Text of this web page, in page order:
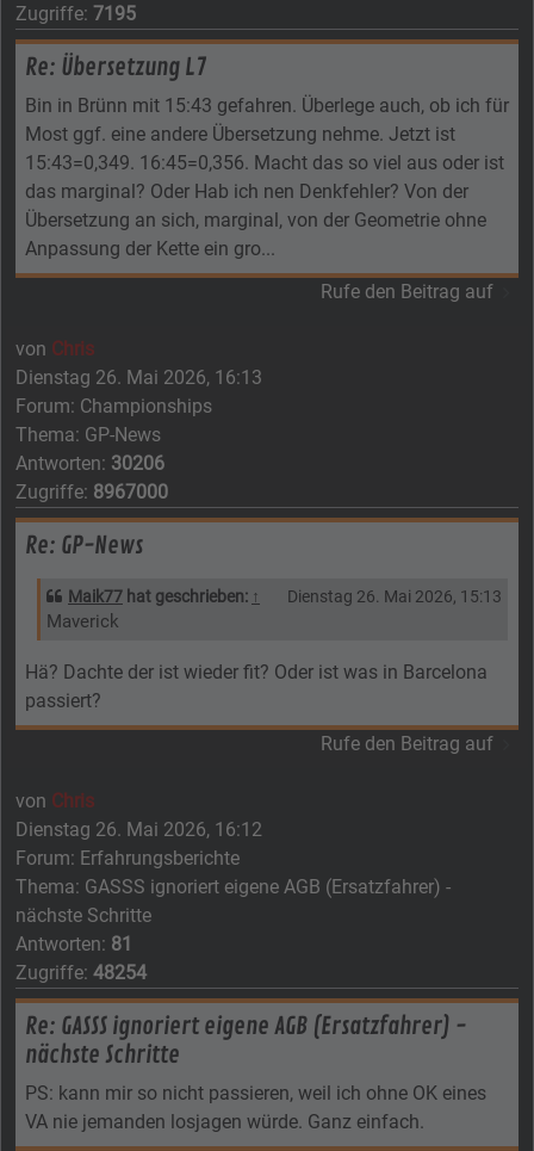
Zugriffe: 7195
Re: Übersetzung L7
Bin in Brünn mit 15:43 gefahren. Überlege auch, ob ich für
Most ggf. eine andere Übersetzung nehme. Jetzt ist
15:43=0,349. 16:45=0,356. Macht das so viel aus oder ist
das marginal? Oder Hab ich nen Denkfehler? Von der
Übersetzung an sich, marginal, von der Geometrie ohne
Anpassung der Kette ein gro...
Rufe den Beitrag auf
von Chris
Dienstag 26. Mai 2026, 16:13
Forum: Championships
Thema: GP-News
Antworten: 30206
Zugriffe: 8967000
Re: GP-News
Maik77 hat geschrieben: ↑ Dienstag 26. Mai 2026, 15:13
Maverick
Hä? Dachte der ist wieder fit? Oder ist was in Barcelona
passiert?
Rufe den Beitrag auf
von Chris
Dienstag 26. Mai 2026, 16:12
Forum: Erfahrungsberichte
Thema: GASSS ignoriert eigene AGB (Ersatzfahrer) -
nächste Schritte
Antworten: 81
Zugriffe: 48254
Re: GASSS ignoriert eigene AGB (Ersatzfahrer) -
nächste Schritte
PS: kann mir so nicht passieren, weil ich ohne OK eines
VA nie jemanden losjagen würde. Ganz einfach.